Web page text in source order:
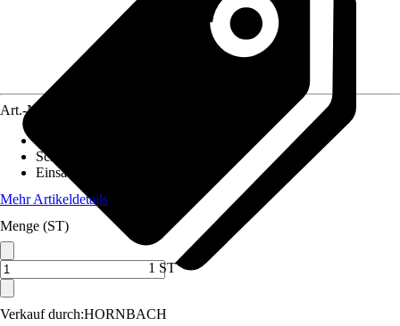
Verkauf durch:HORNBACH
Art.-Nr.
Schutzart
Einsatzbereich
Mehr Artikeldetails
Menge (ST)
1 ST